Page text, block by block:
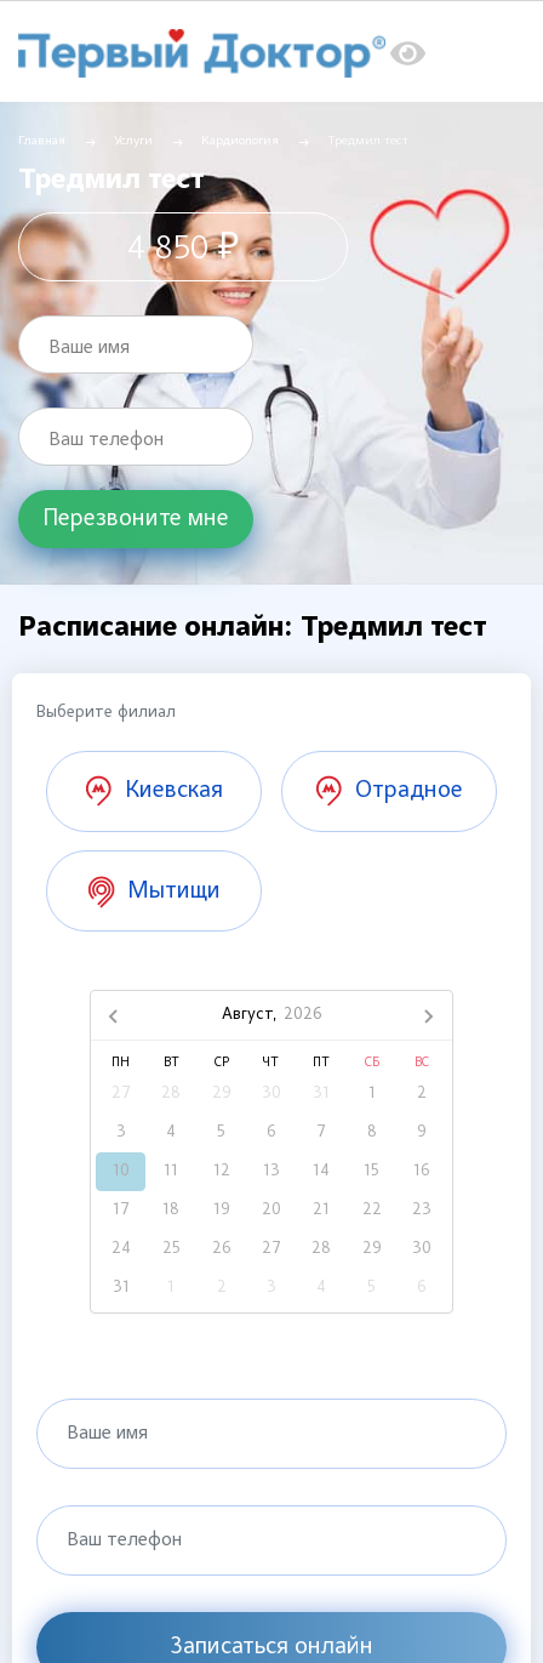
Главная Услуги Кардиология
Тредмил тест
4 850 ₽
Ваше имя
Ваш телефон
Расписание онлайн: Тредмил тест
Выберите филиал
Киевская Отрадное
Мытищи
Август, 2026
ПН ВТ СР ЧТ СБ ВС
27 28 29 30 31 1 2
3 4 5 6 7 8 9
10 11 12 13 14 15 16
17 18 19 20 21 22 23
24 25 26 27 28 29 30
31 1 2 3 4 5 6
Ваше имя
Ваш телефон
Записаться онлайн